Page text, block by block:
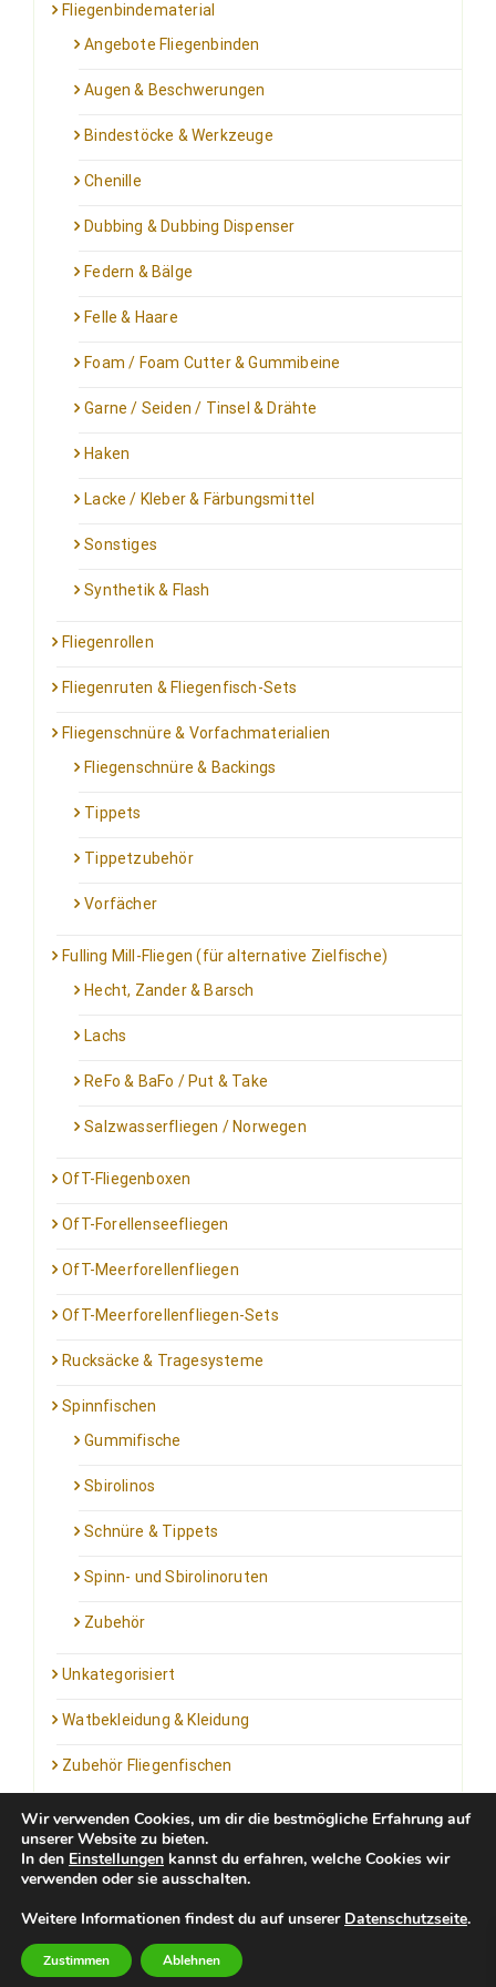
Fliegenbindematerial
Angebote Fliegenbinden
Augen & Beschwerungen
Bindestöcke & Werkzeuge
Chenille
Dubbing & Dubbing Dispenser
Federn & Bälge
Felle & Haare
Foam / Foam Cutter & Gummibeine
Garne / Seiden / Tinsel & Drähte
Haken
Lacke / Kleber & Färbungsmittel
Sonstiges
Synthetik & Flash
Fliegenrollen
Fliegenruten & Fliegenfisch-Sets
Fliegenschnüre & Vorfachmaterialien
Fliegenschnüre & Backings
Tippets
Tippetzubehör
Vorfächer
Fulling Mill-Fliegen (für alternative Zielfische)
Hecht, Zander & Barsch
Lachs
ReFo & BaFo / Put & Take
Salzwasserfliegen / Norwegen
OfT-Fliegenboxen
OfT-Forellenseefliegen
OfT-Meerforellenfliegen
OfT-Meerforellenfliegen-Sets
Rucksäcke & Tragesysteme
Spinnfischen
Gummifische
Sbirolinos
Schnüre & Tippets
Spinn- und Sbirolinoruten
Zubehör
Unkategorisiert
Watbekleidung & Kleidung
Zubehör Fliegenfischen
Kontakt: info@outfortrout.de
Newsletter
Wir verwenden Cookies, um dir die bestmögliche Erfahrung auf
unserer Website zu bieten.
In den Einstellungen kannst du erfahren, welche Cookies wir
verwenden oder sie ausschalten.
Weitere Informationen findest du auf unserer Datenschutzseite.
Zustimmen Ablehnen